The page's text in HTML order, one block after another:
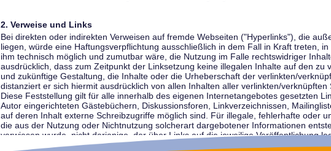
2. Verweise und Links
Bei direkten oder indirekten Verweisen auf fremde Webseiten ("Hyperlinks"), die
liegen, würde eine Haftungsverpflichtung ausschließlich in dem Fall in Kraft treten,
ihm technisch möglich und zumutbar wäre, die Nutzung im Falle rechtswidriger
ausdrücklich, dass zum Zeitpunkt der Linksetzung keine illegalen Inhalte auf den
und zukünftige Gestaltung, die Inhalte oder die Urheberschaft der verlinkten/
distanziert er sich hiermit ausdrücklich von allen Inhalten aller verlinkten/
Diese Feststellung gilt für alle innerhalb des eigenen Internetangebotes gesetzten
Autor eingerichteten Gästebüchern, Diskussionsforen, Linkverzeichnissen,
auf deren Inhalt externe Schreibzugriffe möglich sind. Für illegale, fehlerhafte oder
die aus der Nutzung oder Nichtnutzung solcherart dargebotener Informationen
verwiesen wurde, nicht derjenige, der über Links auf die jeweilige Veröffentlichung